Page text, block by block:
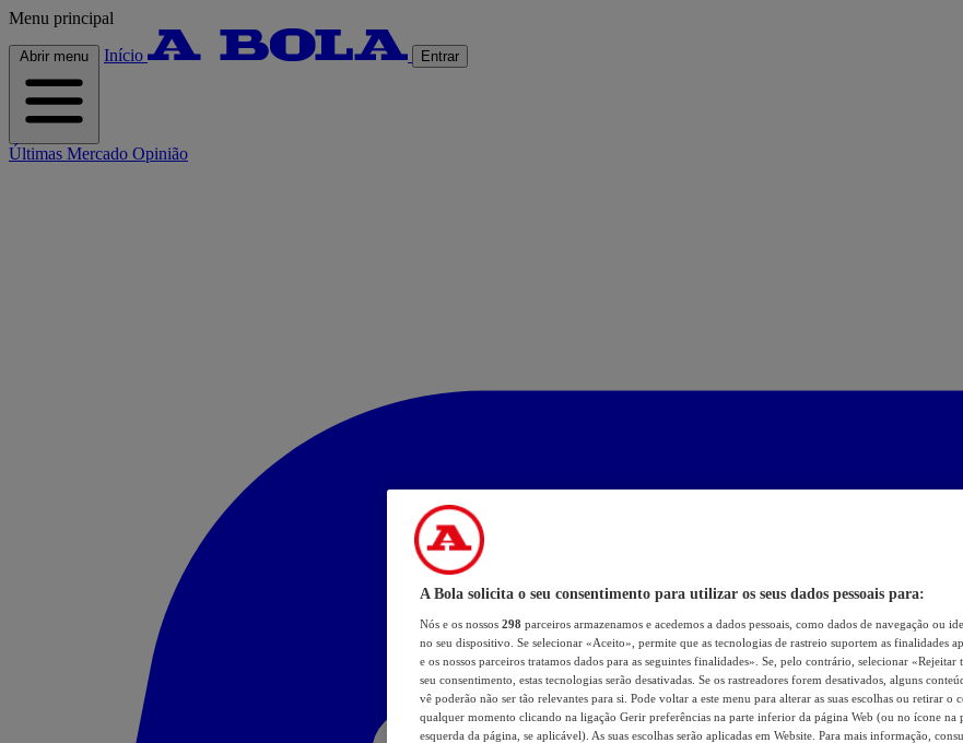
Menu principal
Abrir menu Início Entrar
Últimas Mercado Opinião
A Bola solicita o seu consentimento para utilizar os seus dados pessoais para:
Nós e os nossos 298 parceiros armazenamos e acedemos a dados pessoais, como dados de navegação ou
no seu dispositivo. Se selecionar «Aceito», permite que as tecnologias de rastreio suportem as finalidades
e os nossos parceiros tratamos dados para as seguintes finalidades». Se, pelo contrário, selecionar
seu consentimento, estas tecnologias serão desativadas. Se os rastreadores forem desativados, alguns
vê poderão não ser tão relevantes para si. Pode voltar a este menu para alterar as suas escolhas ou retirar o
qualquer momento clicando na ligação Gerir preferências na parte inferior da página Web (ou no ícone na
esquerda da página, se aplicável). As suas escolhas serão aplicadas em Website. Para mais informação,